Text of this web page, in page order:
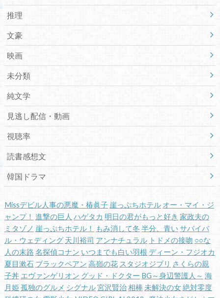
推理
文豪
映画
未分類
純文学
見逃し配信・動画
視聴率
読書感想文
韓国ドラマ
Missデビル人事の悪魔・椿眞子 崖っぷちホテル オー・マイ・ジ
ャンプ！ 進撃の巨人 ハゲタカ 明日の君がもっと好き 家政夫の
ミタゾノ 崖っぷちホテル！ もみ消して冬 半分、青い サバイバ
ル・ウェディング 天川裕司 アンナチュラル トドメの接吻 ○○な
人の末路 名探偵コナン いつまでも白い羽根 ディーン・フジオカ
夏目漱石 ブラックペアン 高嶺の花 スタジオジブリ さくらの親
子丼 エヴァンゲリオン グッド・ドクター BG～身辺警護人～ 海
月姫 孤独のグルメ シグナル宮沢賢治相棒 未解決の女絶対零度